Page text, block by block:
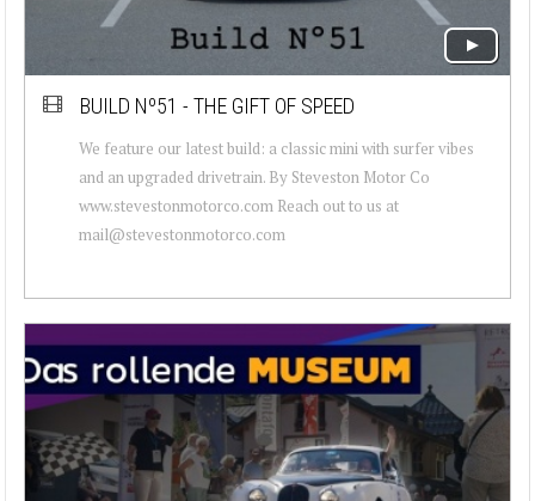
BUILD Nº51 - THE GIFT OF SPEED
We feature our latest build: a classic mini with surfer vibes
and an upgraded drivetrain. By Steveston Motor Co
www.stevestonmotorco.com Reach out to us at
mail@stevestonmotorco.com